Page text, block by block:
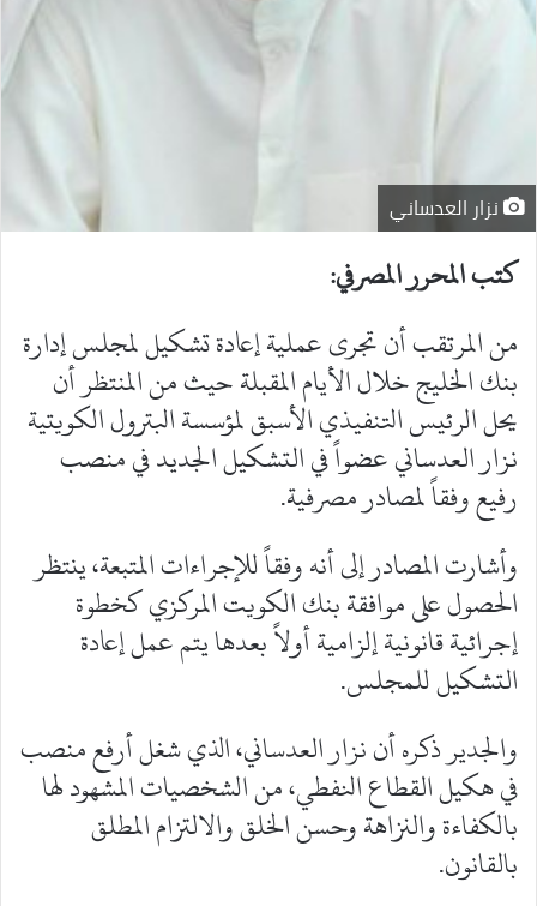
نزار العدساني
كتب المحرر المصرفي:
من المرتقب أن تجرى عملية إعادة تشكيل لمجلس إدارة
بنك الخليج خلال الأيام المقبلة حيث من المنتظر أن
يحل الرئيس التنفيذي الأسبق لمؤسسة البترول الكويتية
نزار العدساني عضواً في التشكيل الجديد في منصب
رفيع وفقاً لمصادر مصرفية.
وأشارت المصادر إلى أنه وفقاً للإجراءات المتبعة، ينتظر
الحصول على موافقة بنك الكويت المركزي كخطوة
إجرائية قانونية إلزامية أولاً بعدها يتم عمل إعادة
التشكيل للمجلس.
والجدير ذكره أن نزار العدساني، الذي شغل أرفع منصب
في هكيل القطاع النفطي، من الشخصيات المشهود لها
بالكفاءة والنزاهة وحسن الخلق والالتزام المطلق
بالقانون.